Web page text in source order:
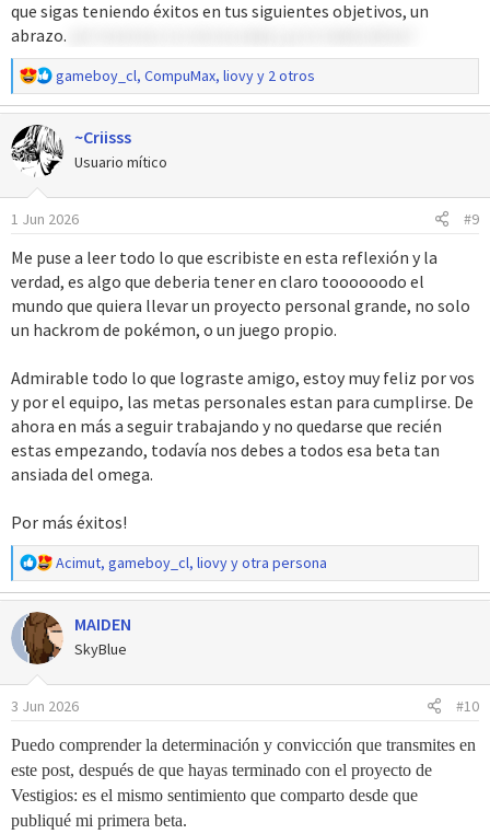
que sigas teniendo éxitos en tus siguientes objetivos, un
abrazo.
R
e
a
c
c
o
n
s
:
gameboy_cl, CompuMax, liovyy 2 otros
~Criisss
Usuario mítico
1 Jun 2026 #9
Me puse a leer todo lo que escribiste en esta reflexión y la
verdad, es algo que deberia tener en claro toooooodo el
mundo que quiera llevar un proyecto personal grande, no solo
un hackrom de pokémon, o un juego propio.
Admirable todo lo que lograste amigo, estoy muy feliz por vos
y por el equipo, las metas personales estan para cumplirse. De
ahora en más a seguir trabajando y no quedarse que recién
estas empezando, todavía nos debes a todos esa beta tan
ansiada del omega.
Por más éxitos!
R
e
a
c
c
o
n
s
:
Acimut, gameboy_cl, liovyy otra persona
MAIDEN
SkyBlue
3 Jun 2026 #10
Puedo comprender la determinación y convicción que transmites en
este post, después de que hayas terminado con el proyecto de
Vestigios: es el mismo sentimiento que comparto desde que
publiqué mi primera beta.